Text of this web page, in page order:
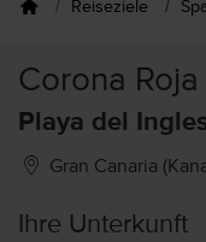
Reiseziele
Corona Roja
Playa del
Gran Canaria
Ihre Unterkunft